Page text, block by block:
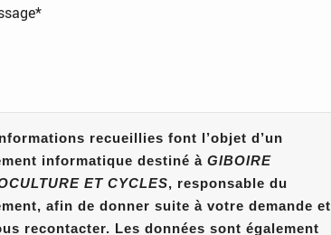
recueillies font l’objet d’un
informatique destiné àGIBOIRE
ET CYCLES, responsable du
afin de donner suite à votre demande et
recontacter. Les données sont également